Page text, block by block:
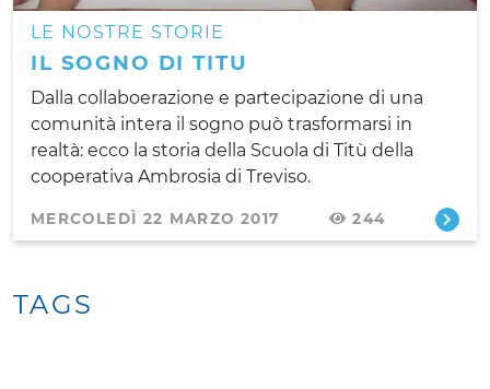
LE NOSTRE STORIE
IL SOGNO DI TITU
Dalla collaboerazione e partecipazione di una
comunità intera il sogno può trasformarsi in
realtà: ecco la storia della Scuola di Titù della
cooperativa Ambrosia di Treviso.
MERCOLEDÌ 22 MARZO 2017 244
TAGS